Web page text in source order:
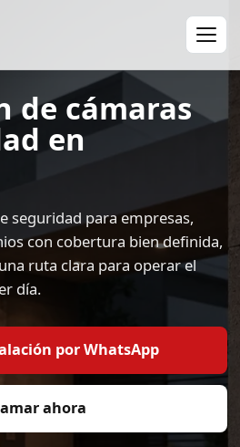
de cámaras
en
seguridad para empresas,
con cobertura bien definida,
ruta clara para operar el
día.
por WhatsApp
ahora